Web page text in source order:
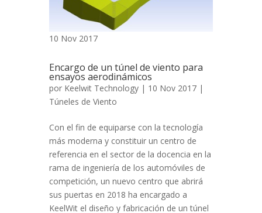
10 Nov 2017
Encargo de un túnel de viento para
ensayos aerodinámicos
por Keelwit Technology | 10 Nov 2017 |
Túneles de Viento
Con el fin de equiparse con la tecnología
más moderna y constituir un centro de
referencia en el sector de la docencia en la
rama de ingeniería de los automóviles de
competición, un nuevo centro que abrirá
sus puertas en 2018 ha encargado a
KeelWit el diseño y fabricación de un túnel